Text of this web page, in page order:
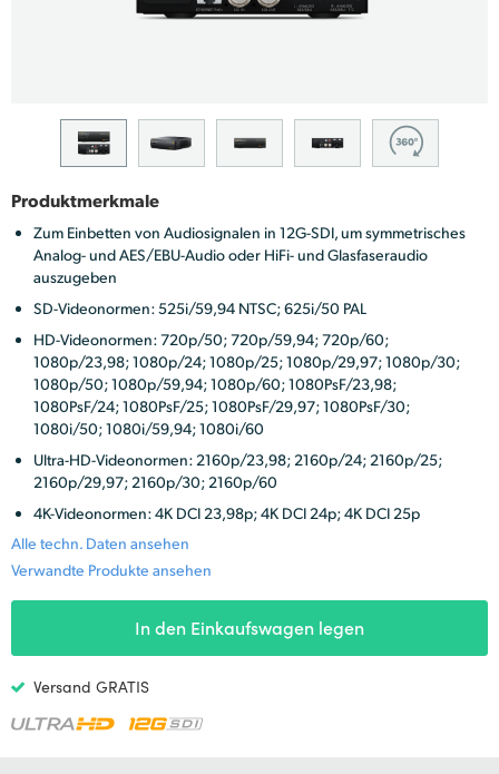
Germany
Hong Kong SAR, China
India
Italy
Japan
Korea
Mexico
Malaysia
New Zealand
Portugal
Produktmerkmale
Zum Einbetten von Audiosignalen in 12G-SDI, um symmetrisches
Analog- und AES/EBU-Audio oder HiFi- und Glasfaseraudio
auszugeben
SD-Videonormen: 525i/59,94 NTSC; 625i/50 PAL
HD-Videonormen: 720p/50; 720p/59,94; 720p/60;
1080p/23,98; 1080p/24; 1080p/25; 1080p/29,97; 1080p/30;
1080p/50; 1080p/59,94; 1080p/60; 1080PsF/23,98;
1080PsF/24; 1080PsF/25; 1080PsF/29,97; 1080PsF/30;
1080i/50; 1080i/59,94; 1080i/60
Ultra-HD-Videonormen: 2160p/23,98; 2160p/24; 2160p/25;
2160p/29,97; 2160p/30; 2160p/60
4K-Videonormen: 4K DCI 23,98p; 4K DCI 24p; 4K DCI 25p
Alle techn. Daten ansehen
Verwandte Produkte ansehen
In den Einkaufswagen legen
Versand GRATIS